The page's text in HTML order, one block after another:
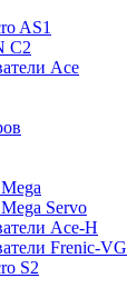
AS1
C2
Ace
Servo
Ace-H
Frenic-VG
S2